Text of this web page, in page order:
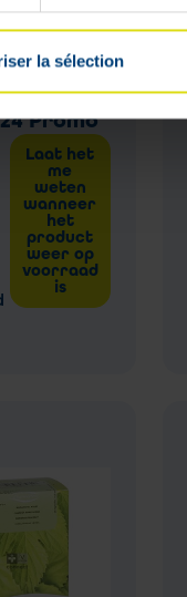
la sélection
Bio
Promo
Laat het
me
weten
wanneer
het
product
weer op
voorraad
is